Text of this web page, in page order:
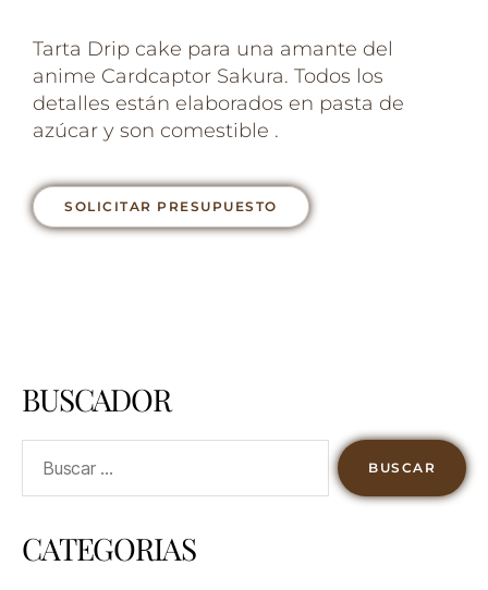
Tarta Drip cake para una amante del
anime Cardcaptor Sakura. Todos los
detalles están elaborados en pasta de
azúcar y son comestible .
SOLICITAR PRESUPUESTO
BUSCADOR
CATEGORIAS